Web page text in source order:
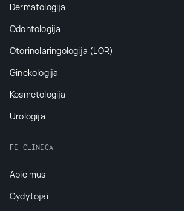
Dermatologija
Odontologija
Otorinolaringologija (LOR)
Ginekologija
Kosmetologija
Urologija
FI CLINICA
Apie mus
Gydytojai